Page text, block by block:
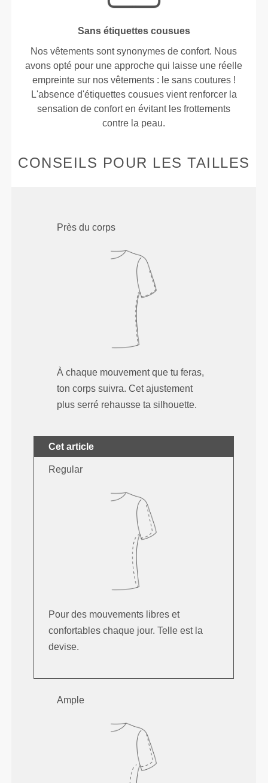
Sans étiquettes cousues
Nos vêtements sont synonymes de confort. Nous
avons opté pour une approche qui laisse une réelle
empreinte sur nos vêtements : le sans coutures !
L'absence d'étiquettes cousues vient renforcer la
sensation de confort en évitant les frottements
contre la peau.
CONSEILS POUR LES TAILLES
Près du corps
À chaque mouvement que tu feras,
ton corps suivra. Cet ajustement
plus serré rehausse ta silhouette.
Cet article
Regular
Pour des mouvements libres et
confortables chaque jour. Telle est la
devise.
Ample